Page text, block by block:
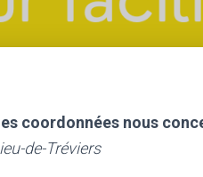
coordonnées nous
de-Tréviers